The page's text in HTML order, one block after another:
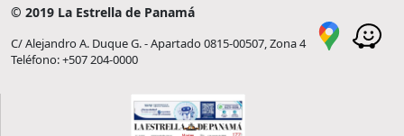
© 2019 La Estrella de Panamá
C/ Alejandro A. Duque G. - Apartado 0815-00507, Zona 4
Teléfono: +507 204-0000